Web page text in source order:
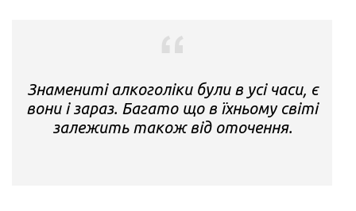
Знамениті алкоголіки були в усі часи, є
вони і зараз. Багато що в їхньому світі
залежить також від оточення.